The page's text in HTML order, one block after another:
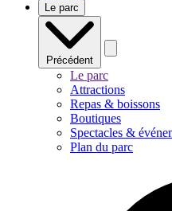
Le parc
Précédent
Le parc
Attractions
Repas & boissons
Boutiques
Spectacles &
Plan du parc